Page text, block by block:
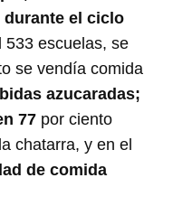
el ciclo
533 escuelas, se
se vendía comida
azucaradas;
77 por ciento
chatarra, y en el
de comida